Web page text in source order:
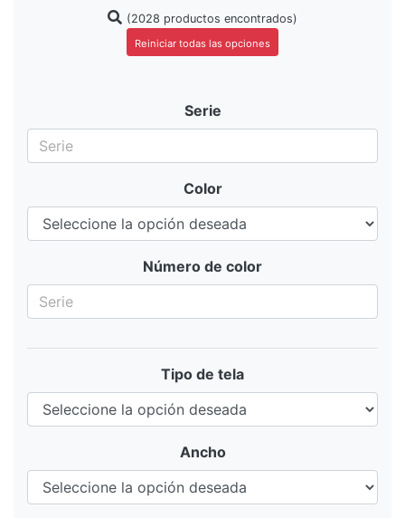
(2028 productos encontrados)
Reiniciar todas las opciones
Serie
Color
Número de color
Tipo de tela
Ancho